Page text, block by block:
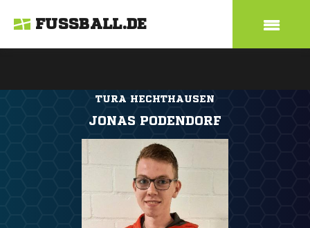
FUSSBALL.DE
TURA HECHTHAUSEN
JONAS PODENDORF